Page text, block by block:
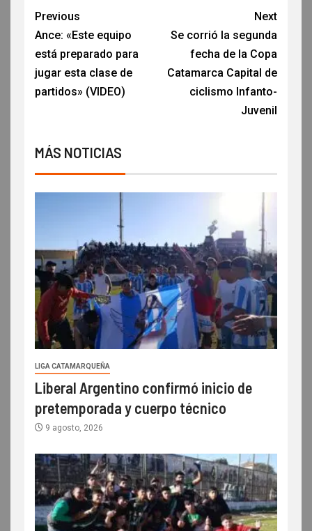
Previous
Ance: «Este equipo
está preparado para
jugar esta clase de
partidos» (VIDEO)
Next
Se corrió la segunda
fecha de la Copa
Catamarca Capital de
ciclismo Infanto-
Juvenil
MÁS NOTICIAS
LIGA CATAMARQUEÑA
Liberal Argentino confirmó inicio de
pretemporada y cuerpo técnico
9 agosto, 2026